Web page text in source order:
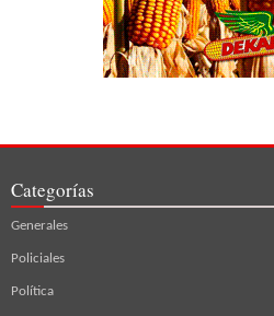
Categorías
Generales
Policiales
Política